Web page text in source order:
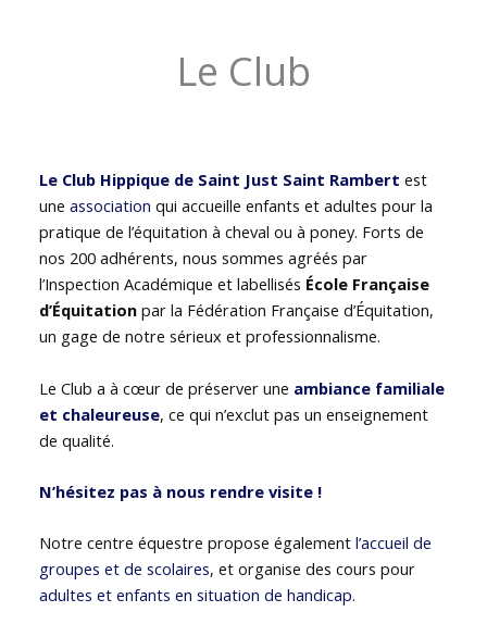
Le Club
Le Club Hippique de Saint Just Saint Rambert est
uneassociation qui accueille enfants et adultes pour la
pratique de l’équitation à cheval ou à poney. Forts de
nos 200 adhérents, nous sommes agréés par
l’Inspection Académique et labellisés École Française
d’Équitation par la Fédération Française d’Équitation,
un gage de notre sérieux et professionnalisme.
Le Club a à cœur de préserver une ambiance familiale
et chaleureuse, ce qui n’exclut pas un enseignement
de qualité.
N’hésitez pas à nous rendre visite !
Notre centre équestre propose égalementl’accueil de
groupes et de scolaires, et organise des cours pour
adultes et enfants en situation de handicap.